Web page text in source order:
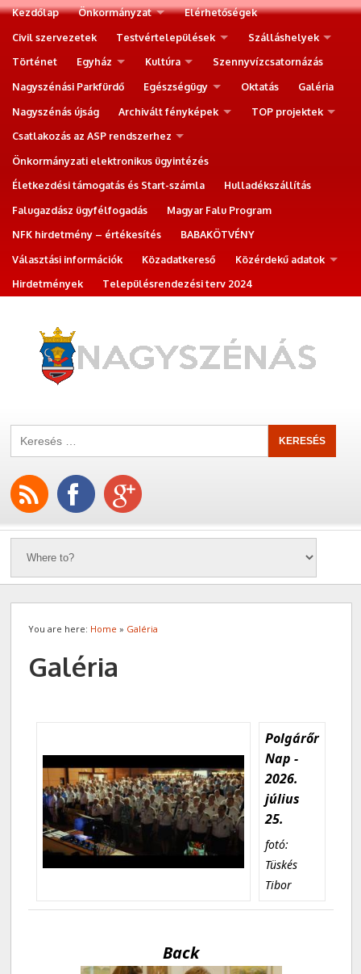
Kezdőlap Önkormányzat
Elérhetőségek
Civil szervezetek
Testvértelepülések
Szálláshelyek
Történet
Egyház Kultúra
Szennyvízcsatornázás
Nagyszénási Parkfürdő
Egészségügy Oktatás
Galéria
Nagyszénás újság
Archivált fényképek
TOP projektek
Csatlakozás az ASP rendszerhez
Önkormányzati elektronikus ügyintézés
Életkezdési támogatás és Start-számla
Hulladékszállítás
Falugazdász ügyfélfogadás
Magyar Falu Program
NFK hirdetmény – értékesítés
BABAKÖTVÉNY
Választási információk
Közadatkereső
Közérdekű adatok
Hirdetmények
Településrendezési terv 2024
You are here: Home » Galéria
Galéria
Polgárőr
Nap -
2026.
július
25.
fotó:
Tüskés
Tibor
Back